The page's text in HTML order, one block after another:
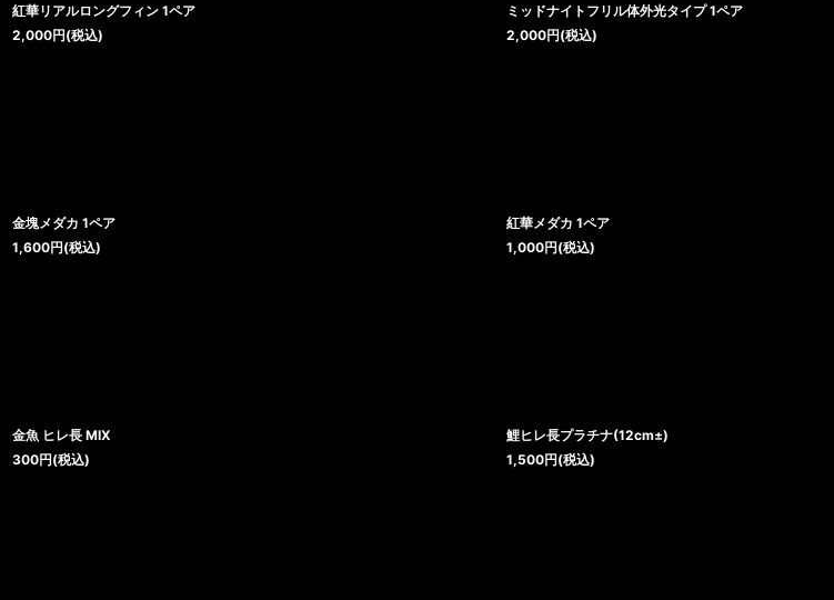
紅華リアルロングフィン 1ペア
2,000円(税込)
ミッドナイトフリル体外光タイプ 1ペア
2,000円(税込)
金塊メダカ 1ペア
1,600円(税込)
紅華メダカ 1ペア
1,000円(税込)
金魚 ヒレ長 MIX
300円(税込)
鯉ヒレ長プラチナ(12cm±)
1,500円(税込)